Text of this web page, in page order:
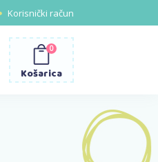
Korisnički račun
Košarica
0